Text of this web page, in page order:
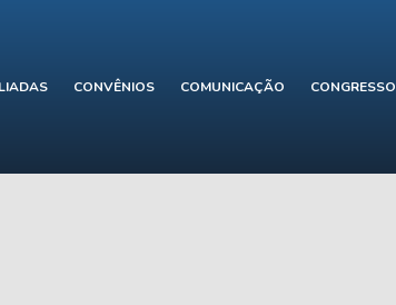
CONVÊNIOS COMUNICAÇÃO CONGRESSO